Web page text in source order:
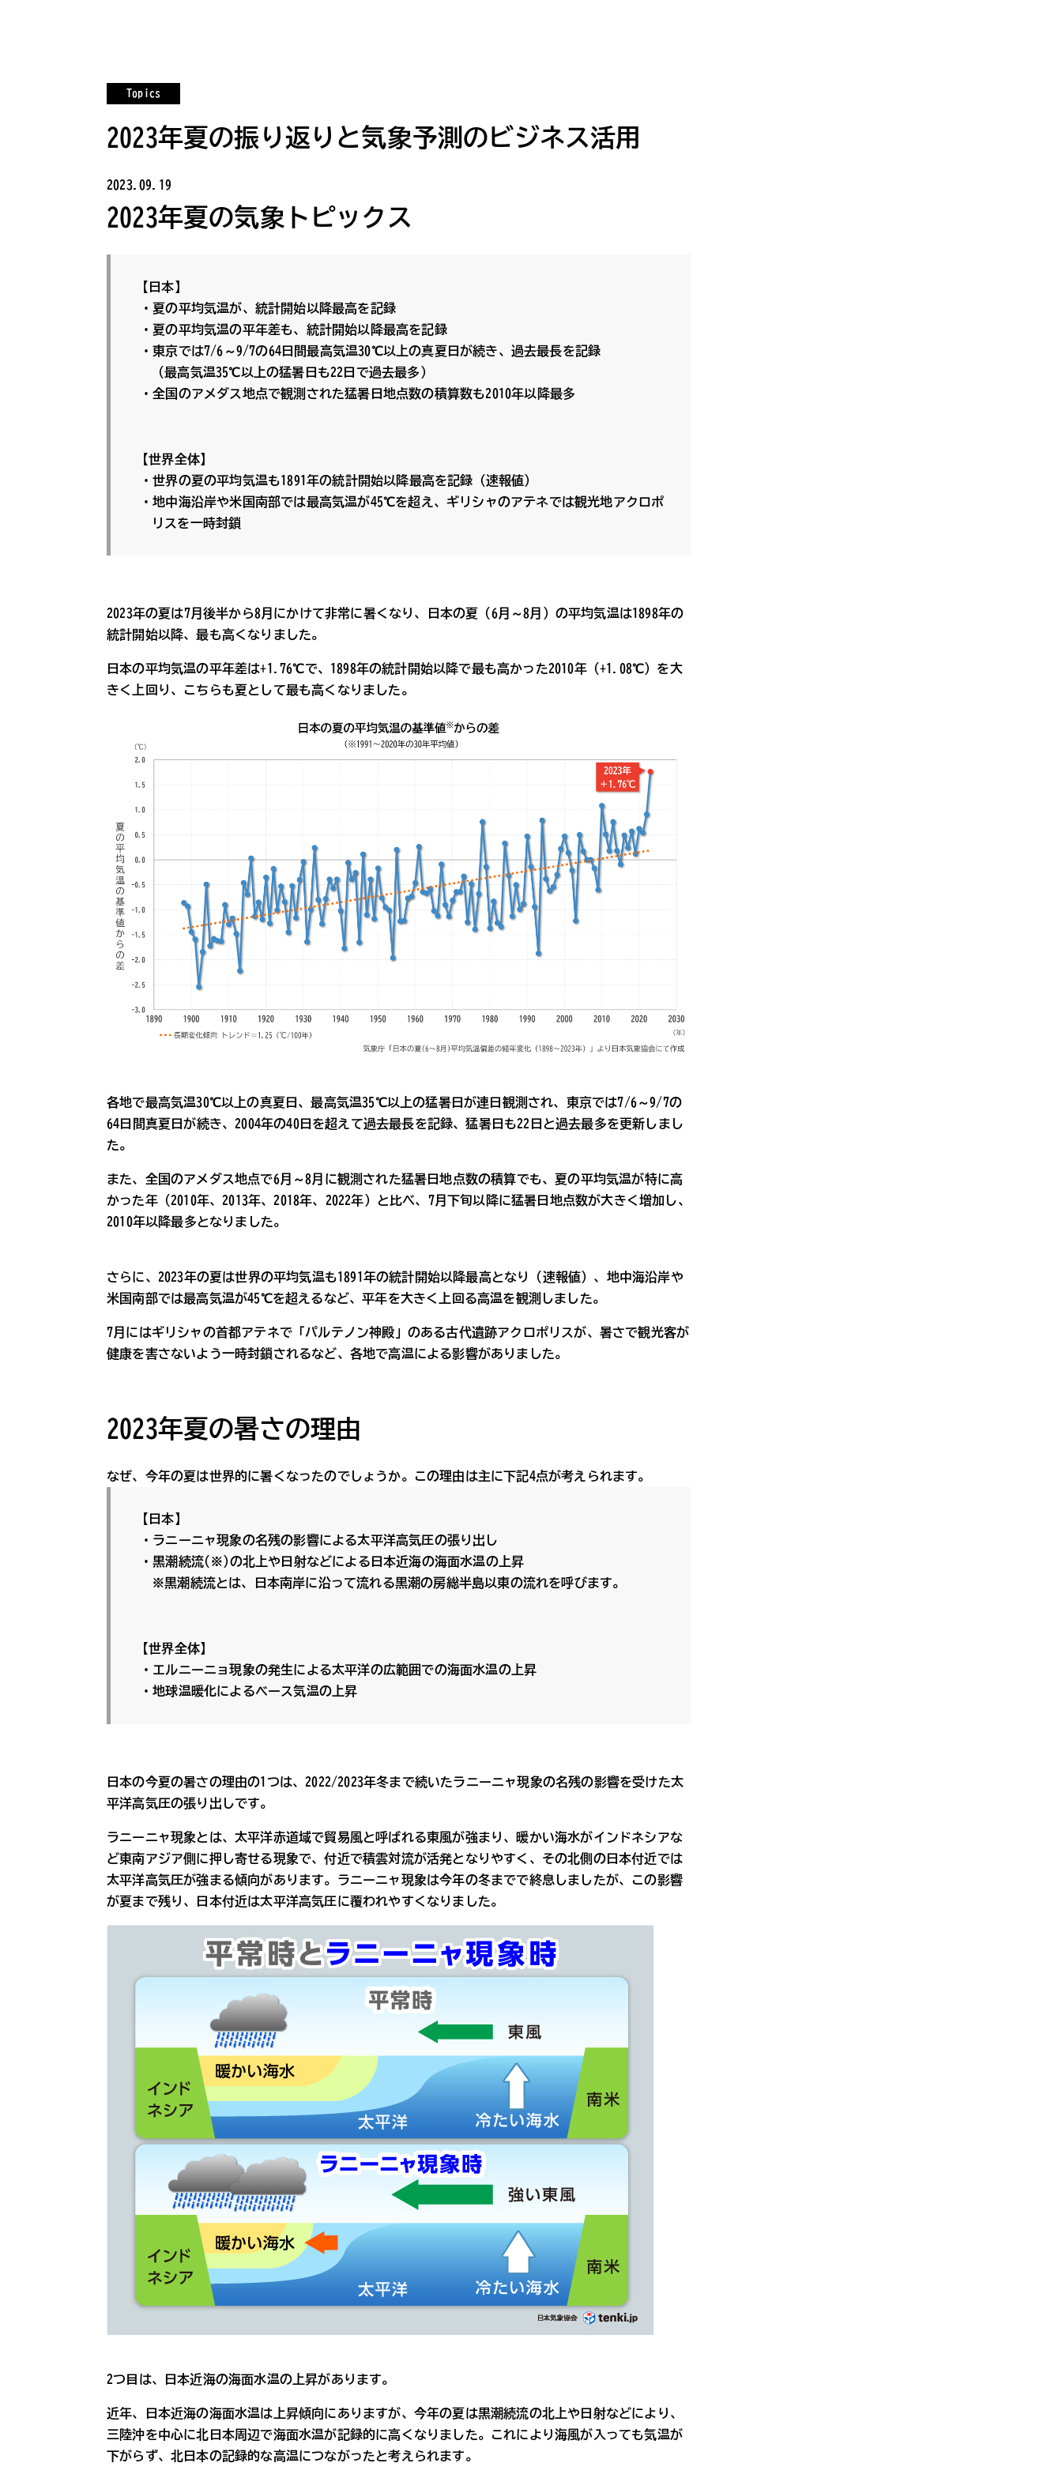
Topics
2023年夏の振り返りと気象予測のビジネス活用
2023.09.19
2023年夏の気象トピックス
【日本】
・夏の平均気温が、統計開始以降最高を記録
・夏の平均気温の平年差も、統計開始以降最高を記録
・東京では7/6～9/7の64日間最高気温30℃以上の真夏日が続き、過去最長を記録
（最高気温35℃以上の猛暑日も22日で過去最多）
・全国のアメダス地点で観測された猛暑日地点数の積算数も2010年以降最多
【世界全体】
・世界の夏の平均気温も1891年の統計開始以降最高を記録（速報値）
・地中海沿岸や米国南部では最高気温が45℃を超え、ギリシャのアテネでは観光地アクロポ
リスを一時封鎖
2023年の夏は7月後半から8月にかけて非常に暑くなり、日本の夏（6月～8月）の平均気温は1898年の
統計開始以降、最も高くなりました。
日本の平均気温の平年差は+1.76℃で、1898年の統計開始以降で最も高かった2010年（+1.08℃）を大
きく上回り、こちらも夏として最も高くなりました。
各地で最高気温30℃以上の真夏日、最高気温35℃以上の猛暑日が連日観測され、東京では7/6～9/7の
64日間真夏日が続き、2004年の40日を超えて過去最長を記録、猛暑日も22日と過去最多を更新しまし
た。
また、全国のアメダス地点で6月～8月に観測された猛暑日地点数の積算でも、夏の平均気温が特に高
かった年（2010年、2013年、2018年、2022年）と比べ、7月下旬以降に猛暑日地点数が大きく増加し、
2010年以降最多となりました。
さらに、2023年の夏は世界の平均気温も1891年の統計開始以降最高となり（速報値）、地中海沿岸や
米国南部では最高気温が45℃を超えるなど、平年を大きく上回る高温を観測しました。
7月にはギリシャの首都アテネで「パルテノン神殿」のある古代遺跡アクロポリスが、暑さで観光客が
健康を害さないよう一時封鎖されるなど、各地で高温による影響がありました。
2023年夏の暑さの理由
なぜ、今年の夏は世界的に暑くなったのでしょうか。この理由は主に下記4点が考えられます。
【日本】
・ラニーニャ現象の名残の影響による太平洋高気圧の張り出し
・黒潮続流(※)の北上や日射などによる日本近海の海面水温の上昇
※黒潮続流とは、日本南岸に沿って流れる黒潮の房総半島以東の流れを呼びます。
【世界全体】
・エルニーニョ現象の発生による太平洋の広範囲での海面水温の上昇
・地球温暖化によるベース気温の上昇
日本の今夏の暑さの理由の1つは、2022/2023年冬まで続いたラニーニャ現象の名残の影響を受けた太
平洋高気圧の張り出しです。
ラニーニャ現象とは、太平洋赤道域で貿易風と呼ばれる東風が強まり、暖かい海水がインドネシアな
ど東南アジア側に押し寄せる現象で、付近で積雲対流が活発となりやすく、その北側の日本付近では
太平洋高気圧が強まる傾向があります。ラニーニャ現象は今年の冬までで終息しましたが、この影響
が夏まで残り、日本付近は太平洋高気圧に覆われやすくなりました。
2つ目は、日本近海の海面水温の上昇があります。
近年、日本近海の海面水温は上昇傾向にありますが、今年の夏は黒潮続流の北上や日射などにより、
三陸沖を中心に北日本周辺で海面水温が記録的に高くなりました。これにより海風が入っても気温が
下がらず、北日本の記録的な高温につながったと考えられます。